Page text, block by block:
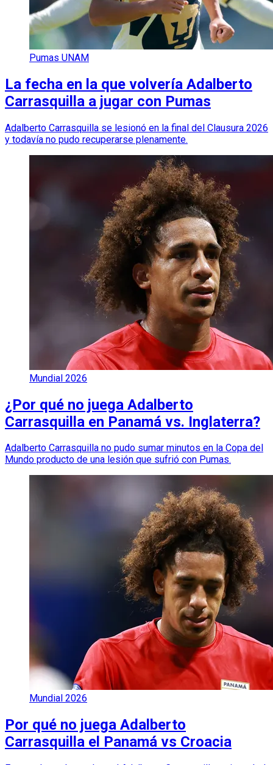
Pumas UNAM
La fecha en la que volvería Adalberto
Carrasquilla a jugar con Pumas
Adalberto Carrasquilla se lesionó en la final del Clausura 2026
y todavía no pudo recuperarse plenamente.
Mundial 2026
¿Por qué no juega Adalberto
Carrasquilla en Panamá vs. Inglaterra?
Adalberto Carrasquilla no pudo sumar minutos en la Copa del
Mundo producto de una lesión que sufrió con Pumas.
Mundial 2026
Por qué no juega Adalberto
Carrasquilla el Panamá vs Croacia